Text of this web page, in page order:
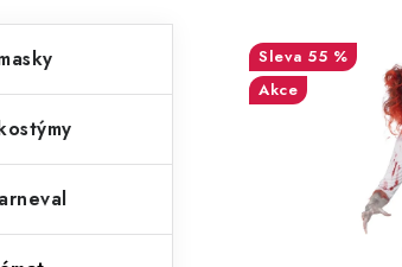
55 %
Akce